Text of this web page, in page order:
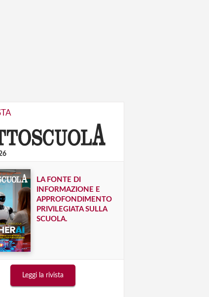
LA FONTE DI
INFORMAZIONE E
APPROFONDIMENTO
PRIVILEGIATA SULLA
SCUOLA.
Leggi la rivista